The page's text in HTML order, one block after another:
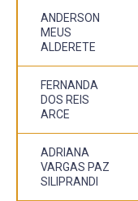
ANDERSON
MEUS
ALDERETE
FERNANDA
DOS REIS
ARCE
ADRIANA
VARGAS PAZ
SILIPRANDI